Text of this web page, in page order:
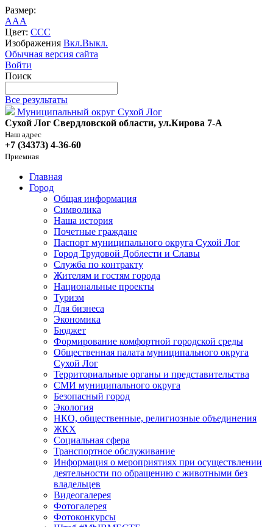
Размер:
AAA
Цвет: CCC
Изображения Вкл.Выкл.
Обычная версия сайта
Войти
Поиск
Все результаты
Муниципальный округ Сухой Лог
Сухой Лог Свердловской области, ул.Кирова 7-А
Наш адрес
+7 (34373) 4-36-60
Приемная
Главная
Город
Общая информация
Символика
Наша история
Почетные граждане
Паспорт муниципального округа Сухой Лог
Город Трудовой Доблести и Славы
Служба по контракту
Жителям и гостям города
Национальные проекты
Туризм
Для бизнеса
Экономика
Бюджет
Формирование комфортной городской среды
Общественная палата муниципального округа
Сухой Лог
Территориальные органы и представительства
СМИ муниципального округа
Безопасный город
Экология
НКО, общественные, религиозные объединения
ЖКХ
Социальная сфера
Транспортное обслуживание
Информация о мероприятиях при осуществлении
деятельности по обращению с животными без
владельцев
Видеогалерея
Фотогалерея
Фотоконкурсы